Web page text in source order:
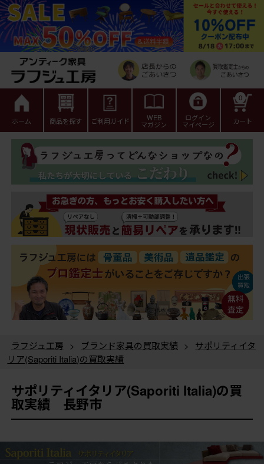
ホーム 商品を探す ご利用ガイド WEB
マガジン
ログイン
マイページ カート
0
ラフジュ工房 > ブランド家具の買取実績 >
サポリティイタ
リア(Saporiti Italia)の買取実績
サポリティイタリア(Saporiti Italia)の買
取実績 長野市